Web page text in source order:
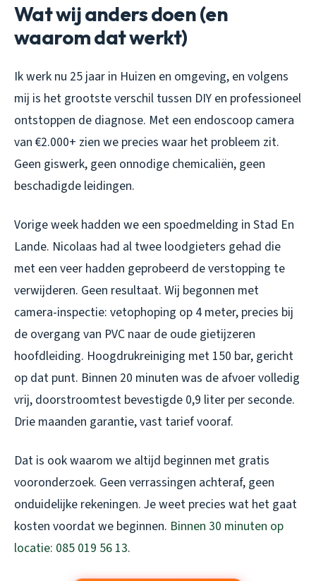
Wat wij anders doen (en
waarom dat werkt)
Ik werk nu 25 jaar in Huizen en omgeving, en volgens
mij is het grootste verschil tussen DIY en professioneel
ontstoppen de diagnose. Met een endoscoop camera
van €2.000+ zien we precies waar het probleem zit.
Geen giswerk, geen onnodige chemicaliën, geen
beschadigde leidingen.
Vorige week hadden we een spoedmelding in Stad En
Lande. Nicolaas had al twee loodgieters gehad die
met een veer hadden geprobeerd de verstopping te
verwijderen. Geen resultaat. Wij begonnen met
camera-inspectie: vetophoping op 4 meter, precies bij
de overgang van PVC naar de oude gietijzeren
hoofdleiding. Hoogdrukreiniging met 150 bar, gericht
op dat punt. Binnen 20 minuten was de afvoer volledig
vrij, doorstroomtest bevestigde 0,9 liter per seconde.
Drie maanden garantie, vast tarief vooraf.
Dat is ook waarom we altijd beginnen met gratis
vooronderzoek. Geen verrassingen achteraf, geen
onduidelijke rekeningen. Je weet precies wat het gaat
kosten voordat we beginnen. Binnen 30 minuten op
locatie: 085 019 56 13.